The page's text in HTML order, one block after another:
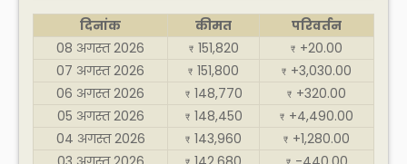
दिनांक कीमत
परिवर्तन
08 अगस्त 2026
₹ 151,820 ₹ +20.00
07 अगस्त 2026
₹ 151,800 ₹ +3,030.00
06 अगस्त 2026
₹ 148,770 ₹ +320.00
05 अगस्त 2026
₹ 148,450 ₹ +4,490.00
04 अगस्त 2026
₹ 143,960 ₹ +1,280.00